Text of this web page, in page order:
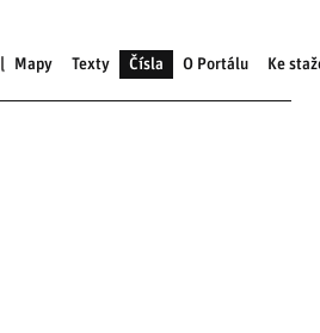
Mapy Texty Čísla O Portálu Ke